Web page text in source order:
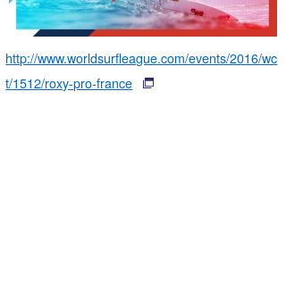
http://www.worldsurfleague.com/events/2016/wc
t/1512/roxy-pro-france